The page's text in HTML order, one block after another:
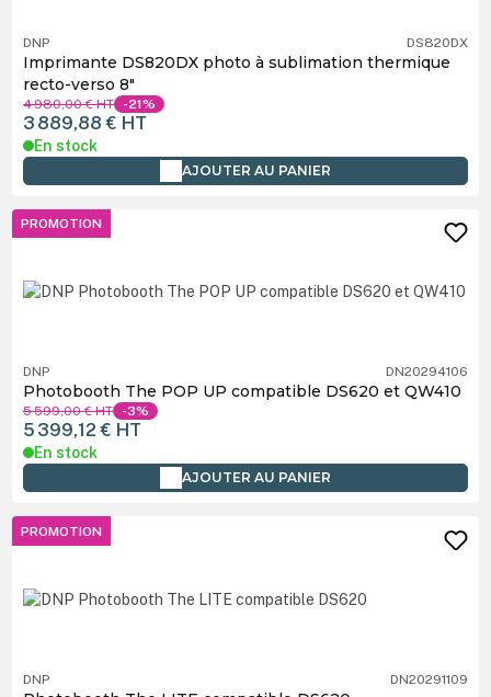
DNP DS820DX
Imprimante DS820DX photo à sublimation thermique
recto-verso 8"
4 980,00 €HT -21%
3 889,88 € HT
En stock
AJOUTER AU PANIER
PROMOTION
DNP DN20294106
Photobooth The POP UP compatible DS620 et QW410
5 599,00 €HT -3%
5 399,12 € HT
En stock
AJOUTER AU PANIER
PROMOTION
DNP DN20291109